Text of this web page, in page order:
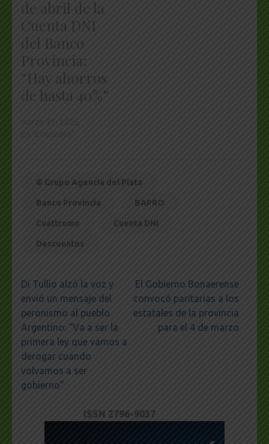
de abril de la
Cuenta DNI
del Banco
Provincia:
“Hay ahorros
de hasta 40%”
© Grupo Agencia del Plata
Banco Provincia BAPRO
Cuattromo Cuenta DNI
Descuentos
Navegación
de
entradas
Di Tullio alzó la voz y
envió un mensaje del
peronismo al pueblo
Argentino: “Va a ser la
primera ley que vamos a
derogar cuando
volvamos a ser
gobierno”
El Gobierno Bonaerense
convocó paritarias a los
estatales de la provincia
para el 4 de marzo
ISSN 2796-9037